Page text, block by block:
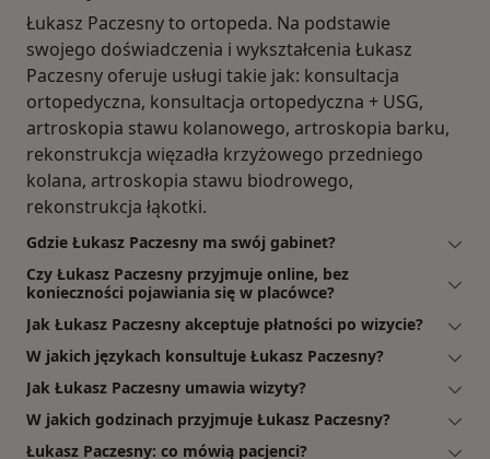
Łukasz Paczesny to ortopeda. Na podstawie
swojego doświadczenia i wykształcenia Łukasz
Paczesny oferuje usługi takie jak: konsultacja
ortopedyczna, konsultacja ortopedyczna + USG,
artroskopia stawu kolanowego, artroskopia barku,
rekonstrukcja więzadła krzyżowego przedniego
kolana, artroskopia stawu biodrowego,
rekonstrukcja łąkotki.
Gdzie Łukasz Paczesny ma swój gabinet?
Czy Łukasz Paczesny przyjmuje online, bez
konieczności pojawiania się w placówce?
Jak Łukasz Paczesny akceptuje płatności po wizycie?
W jakich językach konsultuje Łukasz Paczesny?
Jak Łukasz Paczesny umawia wizyty?
W jakich godzinach przyjmuje Łukasz Paczesny?
Łukasz Paczesny: co mówią pacjenci?